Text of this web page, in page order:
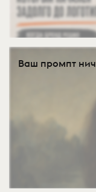
Ваш промпт